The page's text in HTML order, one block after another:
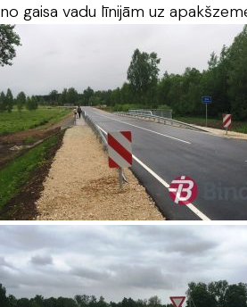
no gaisa vadu līnijām uz